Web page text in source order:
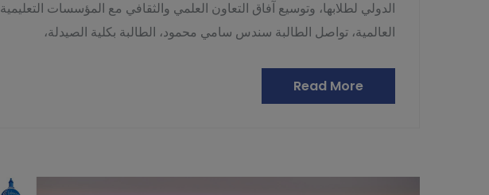
الدولي لطلابها، وتوسيع آفاق التعاون العلمي والثقافي مع المؤسسات التعليمية
العالمية، تواصل الطالبة سندس سامي محمود، الطالبة بكلية الصيدلة،
Read More